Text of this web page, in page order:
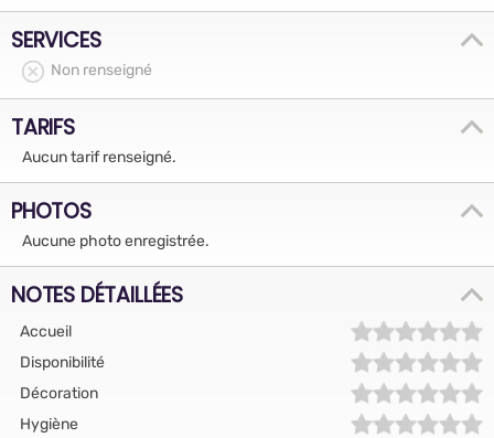
SERVICES
Non renseigné
TARIFS
Aucun tarif renseigné.
PHOTOS
Aucune photo enregistrée.
NOTES DÉTAILLÉES
Accueil
Disponibilité
Décoration
Hygiène